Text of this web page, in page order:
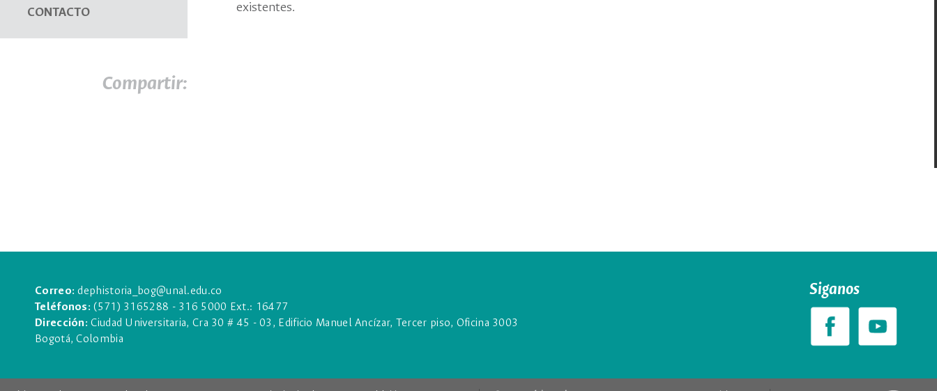
CONTACTO
Compartir:
existentes.
Correo:dephistoria_bog@unal.edu.co
Teléfonos:(571) 3165288 - 316 5000 Ext.: 16477
Dirección:Ciudad Universitaria, Cra 30 # 45 - 03, Edificio Manuel Ancízar, Tercer piso, Oficina 3003
Bogotá, Colombia
Siganos